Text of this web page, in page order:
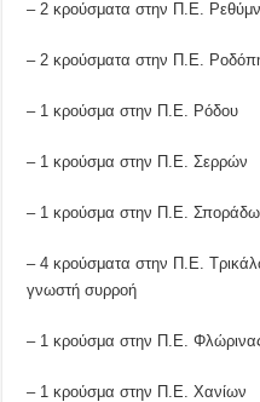
– 2 κρούσματα στην Π.Ε.
– 2 κρούσματα στην Π.Ε.
– 1 κρούσμα στην Π.Ε. Ρόδου
– 1 κρούσμα στην Π.Ε. Σερρών
– 1 κρούσμα στην Π.Ε.
– 4 κρούσματα στην Π.Ε.
γνωστή συρροή
– 1 κρούσμα στην Π.Ε.
– 1 κρούσμα στην Π.Ε. Χανίων